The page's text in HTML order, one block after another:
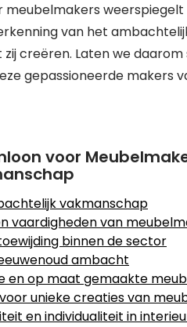
van het
creëren. Laten we
gepassioneerde makers
voor
vakmanschap
vaardigheden van
binnen de sector
ambacht
en op maat gemaakte
unieke creaties van
en individualiteit in